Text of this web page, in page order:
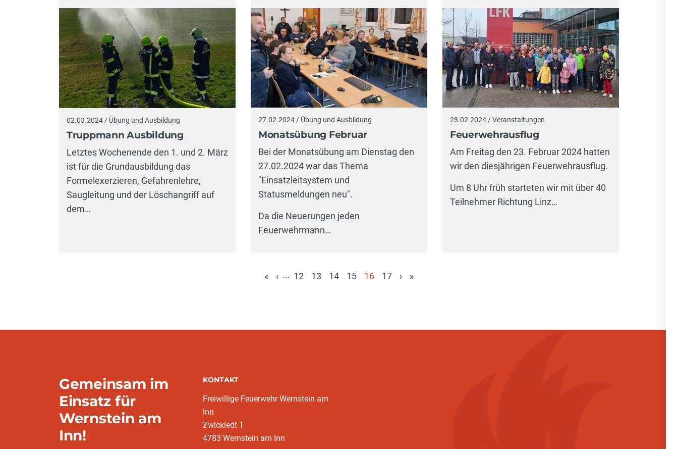
02.03.2024 / Übung und Ausbildung
Truppmann Ausbildung
Letztes Wochenende den 1. und 2. März
ist für die Grundausbildung das
Formelexerzieren, Gefahrenlehre,
Saugleitung und der Löschangriff auf
dem…
27.02.2024 / Übung und Ausbildung
Monatsübung Februar
Bei der Monatsübung am Dienstag den
27.02.2024 war das Thema
"Einsatzleitsystem und
Statusmeldungen neu".
Da die Neuerungen jeden
Feuerwehrmann…
23.02.2024 / Veranstaltungen
Feuerwehrausflug
Am Freitag den 23. Februar 2024 hatten
wir den diesjährigen Feuerwehrausflug.
Um 8 Uhr früh starteten wir mit über 40
Teilnehmer Richtung Linz…
« ‹ ... 12 13 14 15
16
17 › »
Gemeinsam im
Einsatz für
Wernstein am
Inn!
KONTAKT
Freiwillige Feuerwehr Wernstein am
Inn
Zwickledt 1
4783 Wernstein am Inn